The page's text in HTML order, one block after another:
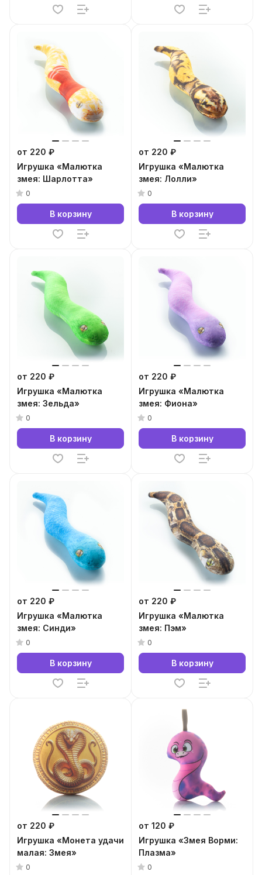
от 220 ₽
Игрушка «Малютка
змея: Шарлотта»
0
В корзину
от 220 ₽
Игрушка «Малютка
змея: Лолли»
0
В корзину
от 220 ₽
Игрушка «Малютка
змея: Зельда»
0
В корзину
от 220 ₽
Игрушка «Малютка
змея: Фиона»
0
В корзину
от 220 ₽
Игрушка «Малютка
змея: Синди»
0
В корзину
от 220 ₽
Игрушка «Малютка
змея: Пэм»
0
В корзину
от 220 ₽
Игрушка «Монета удачи
малая: Змея»
0
от 120 ₽
Игрушка «Змея Ворми:
Плазма»
0